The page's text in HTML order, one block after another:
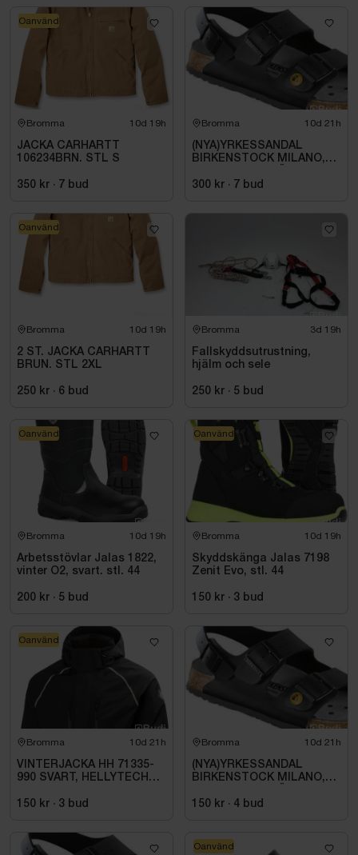
Bromma 10d 19h
JACKA CARHARTT
106234BRN. STL S
350 kr · 7 bud
Oanvänd
Bromma 10d 21h
(NYA)YRKESSANDAL
BIRKENSTOCK MILANO,
SVART. STL 42
300 kr · 7 bud
Bromma 10d 19h
2 ST. JACKA CARHARTT
BRUN. STL 2XL
250 kr · 6 bud
Oanvänd
Bromma 3d 19h
Fallskyddsutrustning,
hjälm och sele
250 kr · 5 bud
Bromma 10d 19h
Arbetsstövlar Jalas 1822,
vinter O2, svart. stl. 44
200 kr · 5 bud
Oanvänd
Bromma 10d 19h
Skyddskänga Jalas 7198
Zenit Evo, stl. 44
150 kr · 3 bud
Oanvänd
Bromma 10d 21h
VINTERJACKA HH 71335-
990 SVART, HELLYTECH
150 kr · 3 bud
Oanvänd
Bromma 10d 21h
(NYA)YRKESSANDAL
BIRKENSTOCK MILANO,
SVART. STL 42
150 kr · 4 bud
Oanvänd